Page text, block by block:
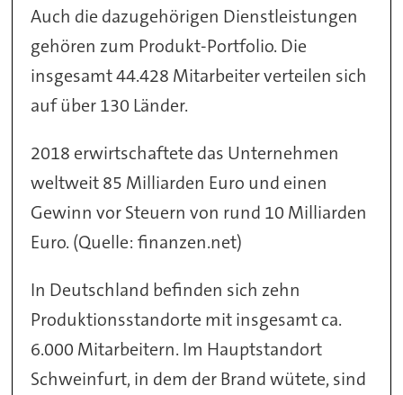
Auch die dazugehörigen Dienstleistungen
gehören zum Produkt-Portfolio. Die
insgesamt 44.428 Mitarbeiter verteilen sich
auf über 130 Länder.
2018 erwirtschaftete das Unternehmen
weltweit 85 Milliarden Euro und einen
Gewinn vor Steuern von rund 10 Milliarden
Euro. (Quelle: finanzen.net)
In Deutschland befinden sich zehn
Produktionsstandorte mit insgesamt ca.
6.000 Mitarbeitern. Im Hauptstandort
Schweinfurt, in dem der Brand wütete, sind